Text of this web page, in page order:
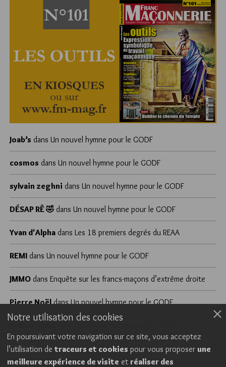
Joab’s dans Un nouvel hymne pour le GODF
cosmos dans Un nouvel hymne pour le GODF
sylvain zeghni dans Un nouvel hymne pour le GODF
DÉSAP RÊ 🤣 dans Un nouvel hymne pour le GODF
Yvan d'Alpha dans Les 18 premiers degrés du REAA
REMI dans Un nouvel hymne pour le GODF
JMMO dans Enquête sur les francs-maçons d’extrême droite
Pierre NoëldansUn nouvel hymne pour le GODF
Cookies Politique de confidentialité
Notre utilisation des cookies
En poursuivant votre navigation sur ce site, vous acceptez
l’utilisation de traceurs et cookies pour vous proposer une
meilleure expérience de visite et réaliser des